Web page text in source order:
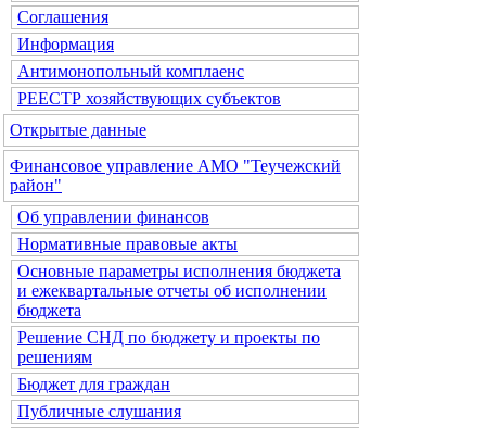
Соглашения
Информация
Антимонопольный комплаенс
РЕЕСТР хозяйствующих субъектов
Открытые данные
Финансовое управление АМО "Теучежский
район"
Об управлении финансов
Нормативные правовые акты
Основные параметры исполнения бюджета
и ежеквартальные отчеты об исполнении
бюджета
Решение СНД по бюджету и проекты по
решениям
Бюджет для граждан
Публичные слушания